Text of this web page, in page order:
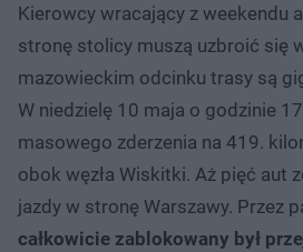
Kierowcy wracający z weekendu
stronę stolicy muszą uzbroić się
mazowieckim odcinku trasy są
W niedzielę 10 maja o godzinie
masowego zderzenia na 419.
obok węzła Wiskitki. Aż pięć aut
jazdy w stronę Warszawy. Przez
całkowicie zablokowany był